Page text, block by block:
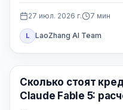
27 июл. 2026 г. 7 мин
L LaoZhang AI Team
Claude AI
Сколько стоят
Claude Fable 5: